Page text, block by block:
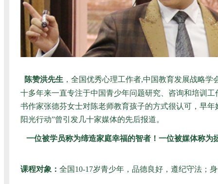
陈赞洪先生 ， 全国优秀心理工作者,中国教育发展战略学
十多年来一直专注于中国青少年问题研究、咨询和培训
书作家张德芬女士对陈老师教育孩子的方式很认可，早
阳光行动”曾引发几十家媒体的先后报道。
一位被学员称为缔造家庭幸福的智者！一位被媒体称为
课程对象： 全国10-17岁青少年，品德良好，遵纪守法；